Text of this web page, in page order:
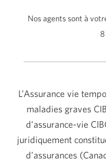
Nos agents sont à
8
L’Assurance vie
maladies graves
d’assurance-vie
juridiquement
d’assurances